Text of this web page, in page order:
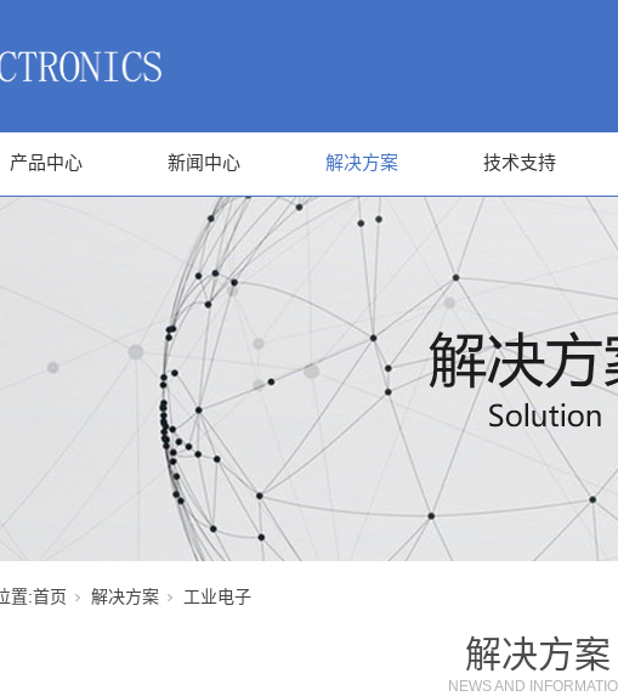
产品中心 新闻中心 解决方案 技术支持
置:首页 解决方案 工业电子
解决方案
NEWS AND